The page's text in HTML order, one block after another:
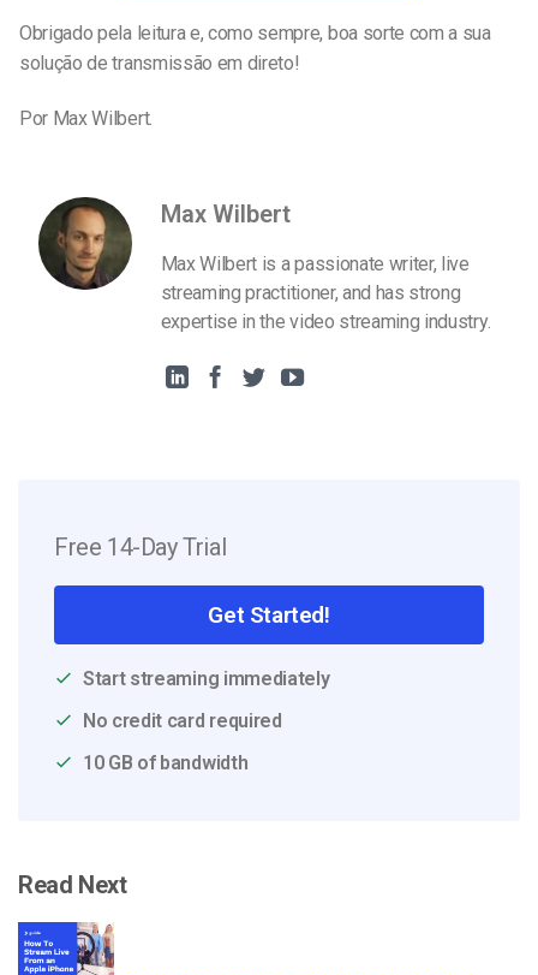
Obrigado pela leitura e, como sempre, boa sorte com a sua
solução de transmissão em direto!
Por Max Wilbert.
Max Wilbert
Max Wilbert is a passionate writer, live
streaming practitioner, and has strong
expertise in the video streaming industry.
Free 14-Day Trial
Get Started!
Start streaming immediately
No credit card required
10 GB of bandwidth
Read Next